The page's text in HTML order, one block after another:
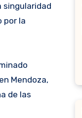
singularidad
por la
Mendoza,
de las